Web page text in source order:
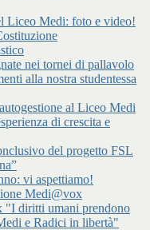
Liceo Medi: foto e video!
nei tornei di pallavolo
alla nostra studentessa
al Liceo Medi
di crescita e
del progetto FSL
vi aspettiamo!
Medi@vox
"I diritti umani prendono
e Radici in libertà"